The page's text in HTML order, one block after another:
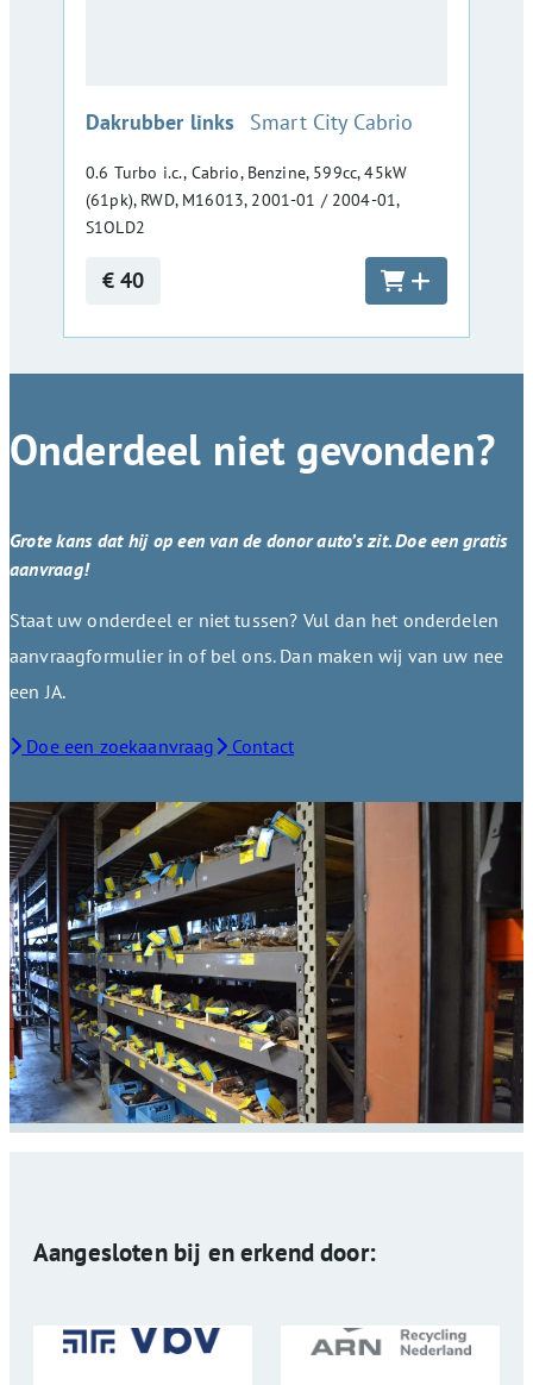
Dakrubber links :Smart City Cabrio
0.6 Turbo i.c., Cabrio, Benzine, 599cc, 45kW
(61pk), RWD, M16013, 2001-01 / 2004-01,
S1OLD2
€ 40
Onderdeel niet gevonden?
Grote kans dat hij op een van de donor auto’s zit. Doe een gratis
aanvraag!
Staat uw onderdeel er niet tussen? Vul dan het onderdelen
aanvraagformulier in of bel ons. Dan maken wij van uw nee
een JA.
Doe een zoekaanvraag Contact
Aangesloten bij en erkend door: